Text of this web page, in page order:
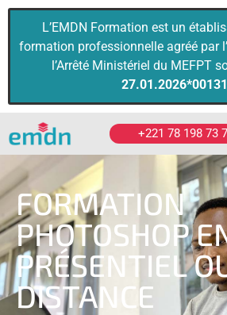
L’EMDN Formation est un
formation professionnelle agréé par
l’Arrêté Ministériel du MEFPT
+221 78 198 73
FORMATION
PHOTOSHOP
PRÉSENTIEL
DISTANCE